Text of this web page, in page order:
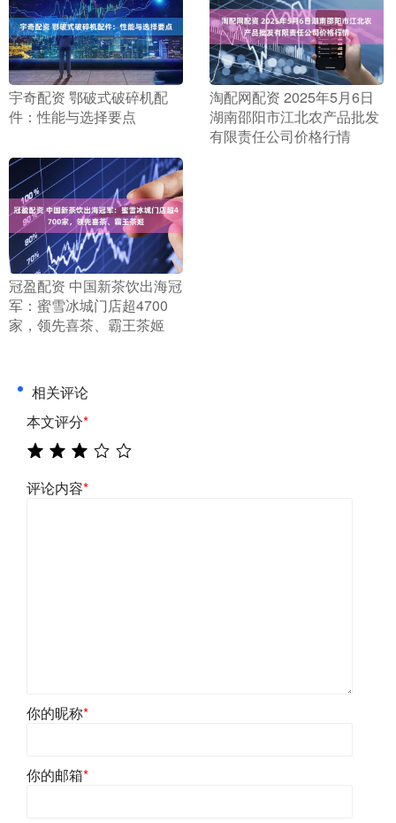
​宇奇配资 鄂破式破碎机配
件：性能与选择要点
​淘配网配资 2025年5月6日
湖南邵阳市江北农产品批发
有限责任公司价格行情
​冠盈配资 中国新茶饮出海冠
军：蜜雪冰城门店超4700
家，领先喜茶、霸王茶姬
相关评论
本文评分*
评论内容*
你的昵称*
你的邮箱*